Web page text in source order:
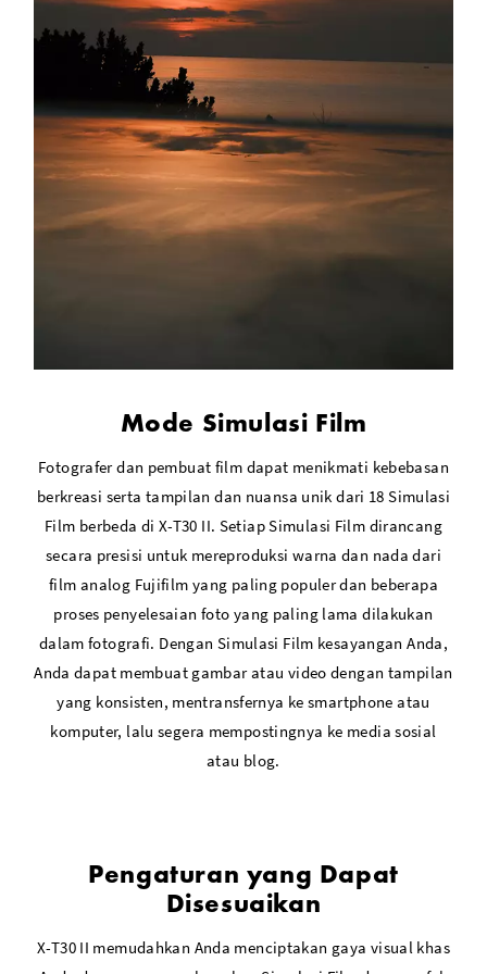
Mode Simulasi Film
Fotografer dan pembuat film dapat menikmati kebebasan
berkreasi serta tampilan dan nuansa unik dari 18 Simulasi
Film berbeda di X-T30 II. Setiap Simulasi Film dirancang
secara presisi untuk mereproduksi warna dan nada dari
film analog Fujifilm yang paling populer dan beberapa
proses penyelesaian foto yang paling lama dilakukan
dalam fotografi. Dengan Simulasi Film kesayangan Anda,
Anda dapat membuat gambar atau video dengan tampilan
yang konsisten, mentransfernya ke smartphone atau
komputer, lalu segera mempostingnya ke media sosial
atau blog.
Pengaturan yang Dapat
Disesuaikan
X-T30 II memudahkan Anda menciptakan gaya visual khas